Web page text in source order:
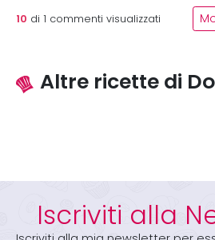
10 di 1 commenti visualizzati
Altre ricette di
Iscriviti alla